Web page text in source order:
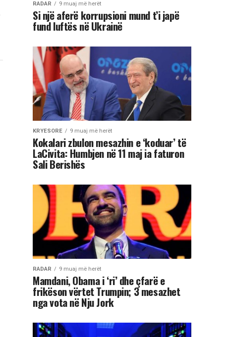
RADAR 9 muaj më herët
Si një aferë korrupsioni mund t’i japë
fund luftës në Ukrainë
KRYESORE 9 muaj më herët
Kokalari zbulon mesazhin e ‘koduar’ të
LaCivita: Humbjen në 11 maj ia faturon
Sali Berishës
RADAR 9 muaj më herët
Mamdani, Obama i ‘ri’ dhe çfarë e
frikëson vërtet Trumpin; 3 mesazhet
nga vota në Nju Jork